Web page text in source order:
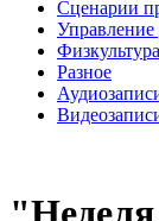
Сценарии
Физкультура
Разное